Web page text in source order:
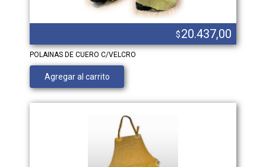
$20.437,00
POLAINAS DE CUERO C/VELCRO
Agregar al carrito